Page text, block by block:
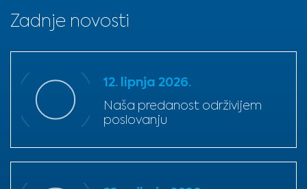
Zadnje novosti
12. lipnja 2026.
Naša predanost održivijem
poslovanju